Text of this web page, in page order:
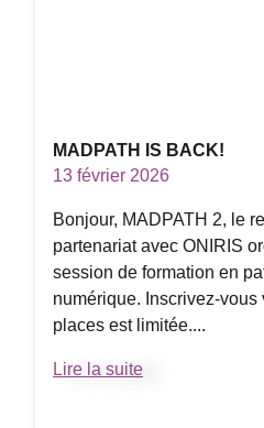
MADPATH IS BACK!
13 février 2026
Bonjour, MADPATH 2, le
partenariat avec ONIRIS
session de formation en
numérique. Inscrivez-vous
places est limitée....
Lire la suite